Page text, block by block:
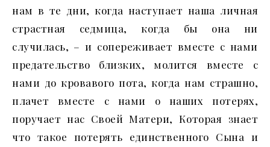
нам в те дни, когда наступает наша личная
страстная седмица, когда бы она ни
случилась, – и сопереживает вместе с нами
предательство близких, молится вместе с
нами до кровавого пота, когда нам страшно,
плачет вместе с нами о наших потерях,
поручает нас Своей Матери, Которая знает
что такое потерять единственного Сына и